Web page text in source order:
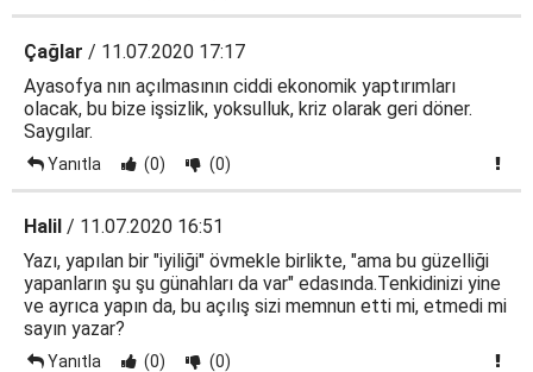
Çağlar / 11.07.2020 17:17
Ayasofya nın açılmasının ciddi ekonomik yaptırımları
olacak, bu bize işsizlik, yoksulluk, kriz olarak geri döner.
Saygılar.
Yanıtla (0) (0)
Halil / 11.07.2020 16:51
Yazı, yapılan bir "iyiliği" övmekle birlikte, "ama bu güzelliği
yapanların şu şu günahları da var" edasında.Tenkidinizi yine
ve ayrıca yapın da, bu açılış sizi memnun etti mi, etmedi mi
sayın yazar?
Yanıtla (0) (0)